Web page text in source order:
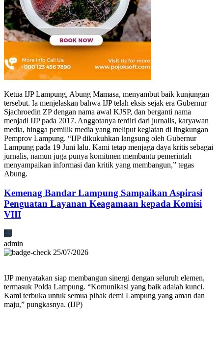
Ketua IJP Lampung, Abung Mamasa, menyambut baik kunjungan
tersebut. Ia menjelaskan bahwa IJP telah eksis sejak era Gubernur
Sjachroedin ZP dengan nama awal KJSP, dan berganti nama
menjadi IJP pada 2017. Anggotanya terdiri dari jurnalis, karyawan
media, hingga pemilik media yang meliput kegiatan di lingkungan
Pemprov Lampung. “IJP dikukuhkan langsung oleh Gubernur
Lampung pada 19 Juni lalu. Kami tetap menjaga daya kritis sebagai
jurnalis, namun juga punya komitmen membantu pemerintah
menyampaikan informasi dan kritik yang membangun,” tegas
Abung.
Kemenag Bandar Lampung Sampaikan Aspirasi
Penguatan Layanan Keagamaan kepada Komisi
VIII
admin
25/07/2026
IJP menyatakan siap membangun sinergi dengan seluruh elemen,
termasuk Polda Lampung. “Komunikasi yang baik adalah kunci.
Kami terbuka untuk semua pihak demi Lampung yang aman dan
maju,” pungkasnya. (IJP)